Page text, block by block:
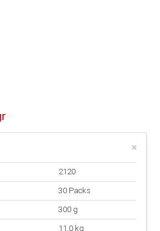
2120
30 Packs
300 g
11,0 kg